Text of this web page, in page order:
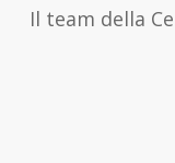
Il team della